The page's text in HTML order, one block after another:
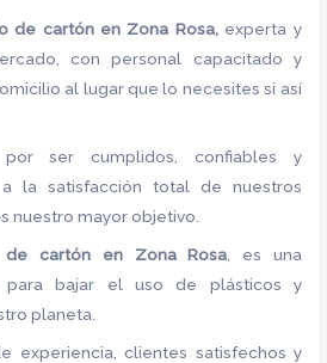
de cartónen Zona Rosa, experta y
con personal capacitado y
al lugar que lo necesites si así
por ser cumplidos, confiables y
a la satisfacción total de nuestros
nuestro mayor objetivo.
cartón en Zona Rosa , es una
para bajar el uso de plásticos y
planeta.
experiencia, clientes satisfechos y